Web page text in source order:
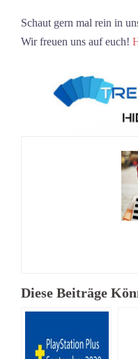
Schaut gern mal rein in
Wir freuen uns auf euch!
Diese Beiträge